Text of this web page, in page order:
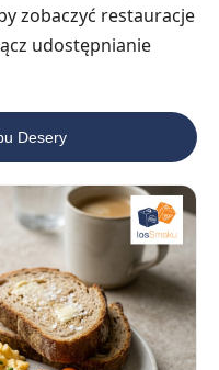
zobaczyć restauracje
udostępnianie
Desery